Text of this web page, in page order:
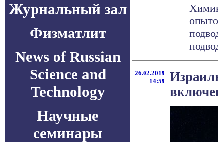
Журнальный зал
Физматлит
News of Russian
Science and
Technology
Научные
семинары
26.02.2019
14:59